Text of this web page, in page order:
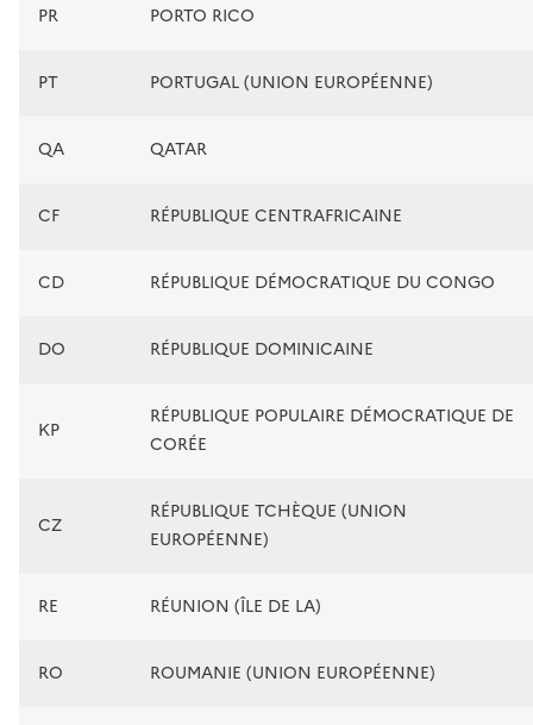
PR PORTO RICO
PT PORTUGAL (UNION EUROPÉENNE)
QA QATAR
CF RÉPUBLIQUE CENTRAFRICAINE
CD RÉPUBLIQUE DÉMOCRATIQUE DU CONGO
DO RÉPUBLIQUE DOMINICAINE
KP
RÉPUBLIQUE POPULAIRE DÉMOCRATIQUE DE
CORÉE
CZ
RÉPUBLIQUE TCHÈQUE (UNION
EUROPÉENNE)
RE RÉUNION (ÎLE DE LA)
RO ROUMANIE (UNION EUROPÉENNE)